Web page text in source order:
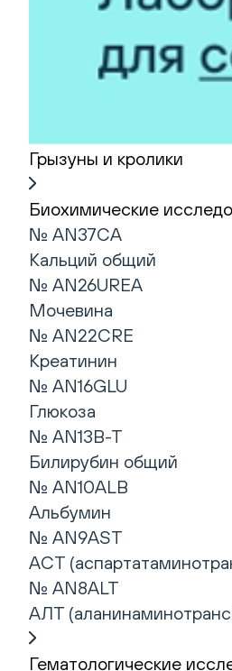
Грызуны и кролики
Биохимические
№ AN37CA
Кальций общий
№ AN26UREA
Мочевина
№ AN22CRE
Креатинин
№ AN16GLU
Глюкоза
№ AN13B-T
Билирубин общий
№ AN10ALB
Альбумин
№ AN9AST
АСТ
№ AN8ALT
АЛТ
Гематологические